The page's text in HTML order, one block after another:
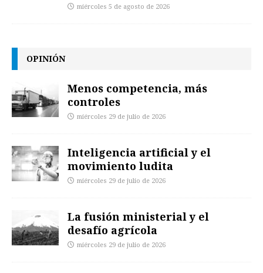
miércoles 5 de agosto de 2026
OPINIÓN
Menos competencia, más
controles
miércoles 29 de julio de 2026
Inteligencia artificial y el
movimiento ludita
miércoles 29 de julio de 2026
La fusión ministerial y el
desafío agrícola
miércoles 29 de julio de 2026